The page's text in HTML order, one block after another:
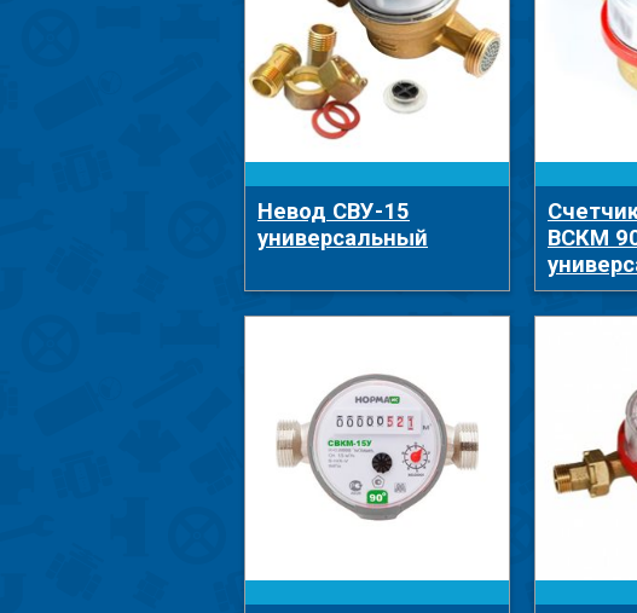
Невод СВУ-15
универсальный
ВСКМ